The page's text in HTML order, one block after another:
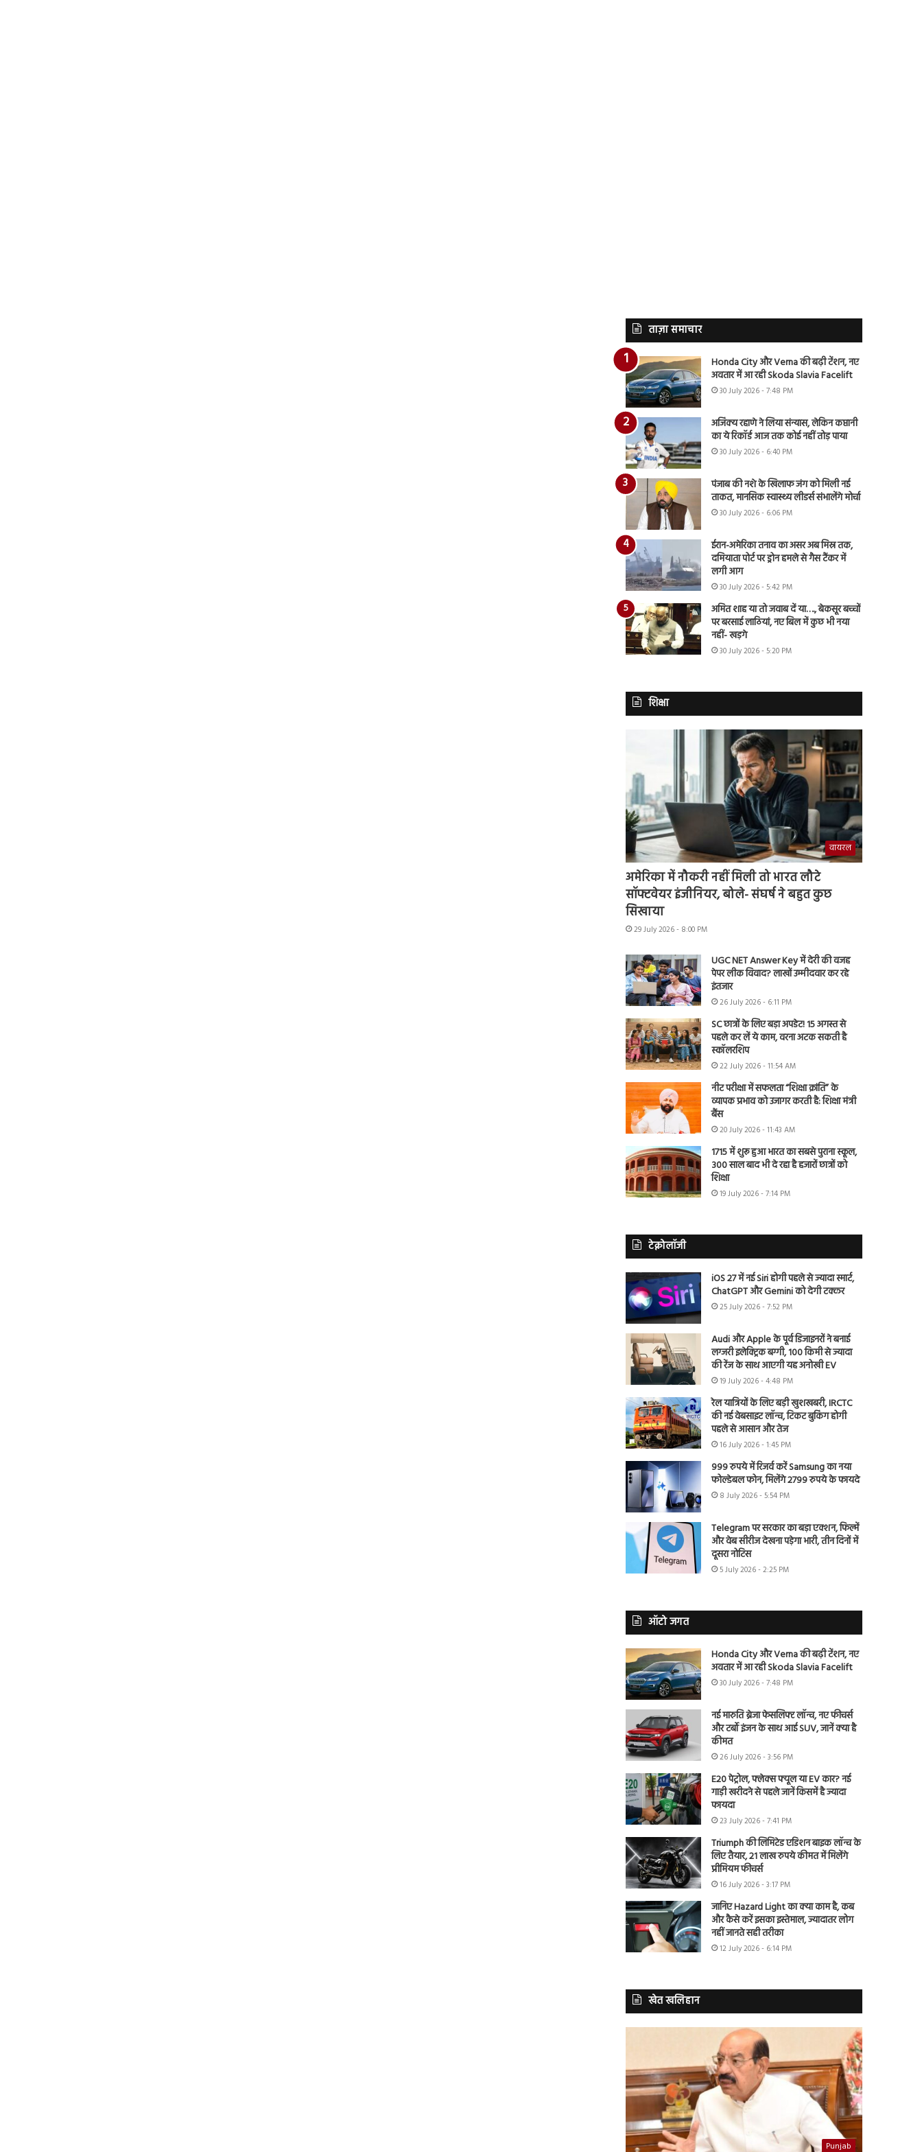
ताज़ा समाचार
Honda City और Verna की बढ़ी टेंशन, नए
अवतार में आ रही Skoda Slavia Facelift
30 July 2026 - 7:48 PM
अजिंक्य रहाणे ने लिया संन्यास, लेकिन कप्तानी
का ये रिकॉर्ड आज तक कोई नहीं तोड़ पाया
30 July 2026 - 6:40 PM
पंजाब की नशे के खिलाफ जंग को मिली नई
ताकत, मानसिक स्वास्थ्य लीडर्स संभालेंगे मोर्चा
30 July 2026 - 6:06 PM
ईरान-अमेरिका तनाव का असर अब मिस्र तक,
दमियाता पोर्ट पर ड्रोन हमले से गैस टैंकर में
लगी आग
30 July 2026 - 5:42 PM
अमित शाह या तो जवाब दें या…., बेकसूर बच्चों
पर बरसाई लाठियां, नए बिल में कुछ भी नया
नहीं- खड़गे
30 July 2026 - 5:20 PM
शिक्षा
वायरल
अमेरिका में नौकरी नहीं मिली तो भारत लौटे
सॉफ्टवेयर इंजीनियर, बोले- संघर्ष ने बहुत कुछ
सिखाया
29 July 2026 - 8:00 PM
UGC NET Answer Key में देरी की वजह
पेपर लीक विवाद? लाखों उम्मीदवार कर रहे
इंतजार
26 July 2026 - 6:11 PM
SC छात्रों के लिए बड़ा अपडेट! 15 अगस्त से
पहले कर लें ये काम, वरना अटक सकती है
स्कॉलरशिप
22 July 2026 - 11:54 AM
नीट परीक्षा में सफलता “शिक्षा क्रांति” के
व्यापक प्रभाव को उजागर करती है: शिक्षा मंत्री
बैंस
20 July 2026 - 11:43 AM
1715 में शुरू हुआ भारत का सबसे पुराना स्कूल,
300 साल बाद भी दे रहा है हजारों छात्रों को
शिक्षा
19 July 2026 - 7:14 PM
टेक्नोलॉजी
iOS 27 में नई Siri होगी पहले से ज्यादा स्मार्ट,
ChatGPT और Gemini को देगी टक्कर
25 July 2026 - 7:52 PM
Audi और Apple के पूर्व डिजाइनरों ने बनाई
लग्जरी इलेक्ट्रिक बग्गी, 100 किमी से ज्यादा
की रेंज के साथ आएगी यह अनोखी EV
19 July 2026 - 4:48 PM
रेल यात्रियों के लिए बड़ी खुशखबरी, IRCTC
की नई वेबसाइट लॉन्च, टिकट बुकिंग होगी
पहले से आसान और तेज
16 July 2026 - 1:45 PM
999 रुपये में रिजर्व करें Samsung का नया
फोल्डेबल फोन, मिलेंगे 2799 रुपये के फायदे
8 July 2026 - 5:54 PM
Telegram पर सरकार का बड़ा एक्शन, फिल्में
और वेब सीरीज देखना पड़ेगा भारी, तीन दिनों में
दूसरा नोटिस
5 July 2026 - 2:25 PM
ऑटो जगत
Honda City और Verna की बढ़ी टेंशन, नए
अवतार में आ रही Skoda Slavia Facelift
30 July 2026 - 7:48 PM
नई मारुति ब्रेजा फेसलिफ्ट लॉन्च, नए फीचर्स
और टर्बो इंजन के साथ आई SUV, जानें क्या है
कीमत
26 July 2026 - 3:56 PM
E20 पेट्रोल, फ्लेक्स फ्यूल या EV कार? नई
गाड़ी खरीदने से पहले जानें किसमें है ज्यादा
फायदा
23 July 2026 - 7:41 PM
Triumph की लिमिटेड एडिशन बाइक लॉन्च के
लिए तैयार, 21 लाख रुपये कीमत में मिलेंगे
प्रीमियम फीचर्स
16 July 2026 - 3:17 PM
जानिए Hazard Light का क्या काम है, कब
और कैसे करें इसका इस्तेमाल, ज्यादातर लोग
नहीं जानते सही तरीका
12 July 2026 - 6:14 PM
खेत खलिहान
Punjab